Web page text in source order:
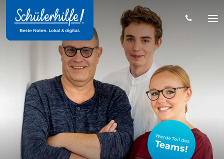
Hauptinhalt
Werde Teil des
Teams!